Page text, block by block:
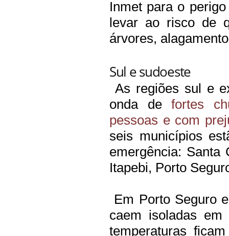
Inmet para o
levar ao risco de
árvores,
Sul e sudoeste
As regiões sul e
onda defortes
pessoas e com
seis municípios
emergência: Santa
Itapebi, Porto
Em Porto Seguro
caem isoladas
temperaturas